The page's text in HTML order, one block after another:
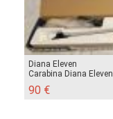
Diana Eleven
Carabina Diana
90 €